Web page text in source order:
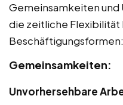
Gemeinsamkeiten und
die zeitliche Flexibilität
Beschäftigungsformen:
Gemeinsamkeiten:
Unvorhersehbare